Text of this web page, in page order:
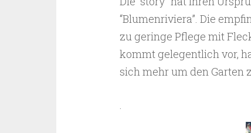
“Blumenriviera”. Die
zu geringe Pflege mit
kommt gelegentlich vor,
sich mehr um den Garten
.